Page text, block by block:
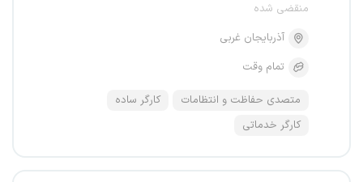
منقضی شده
آذربایجان غربی
تمام وقت
متصدی حفاظت و انتظامات
کارگر ساده
کارگر خدماتی